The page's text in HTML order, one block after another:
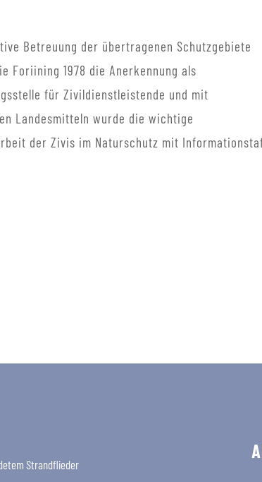
Betreuung der übertragenen Schutzgebiete
Foriining 1978 die Anerkennung als
für Zivildienstleistende und mit
Landesmitteln wurde die wichtige
der Zivis im Naturschutz mit
Strandflieder